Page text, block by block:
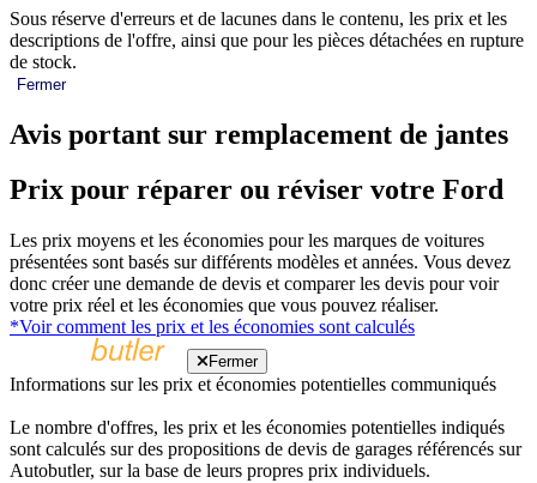
Sous réserve d'erreurs et de lacunes dans le contenu, les prix et les
descriptions de l'offre, ainsi que pour les pièces détachées en rupture
de stock.
Fermer
Avis portant sur remplacement de jantes
Prix pour réparer ou réviser votre Ford
Les prix moyens et les économies pour les marques de voitures
présentées sont basés sur différents modèles et années. Vous devez
donc créer une demande de devis et comparer les devis pour voir
votre prix réel et les économies que vous pouvez réaliser.
*Voir comment les prix et les économies sont calculés
Fermer
Informations sur les prix et économies potentielles communiqués
Le nombre d'offres, les prix et les économies potentielles indiqués
sont calculés sur des propositions de devis de garages référencés sur
Autobutler, sur la base de leurs propres prix individuels.